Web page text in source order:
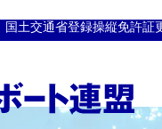
国土交通省登録操縦免許証